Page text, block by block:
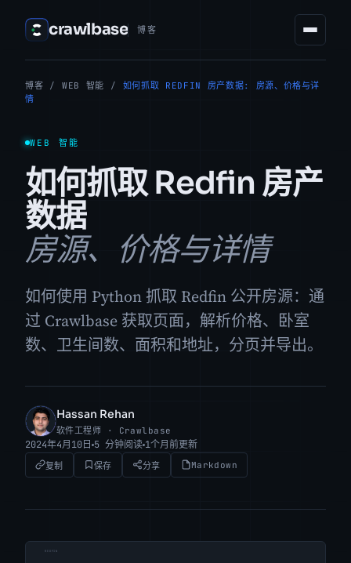
crawlbase 博客
博客 / WEB 智能 /
如何抓取 REDFIN 房产数据: 房源、价格与详
情
WEB 智能
如何抓取 Redfin 房产
数据
房源、价格与详情
如何使用 Python 抓取 Redfin 公开房源：通
过 Crawlbase 获取页面，解析价格、卧室
数、卫生间数、面积和地址，分页并导出。
HR
Hassan Rehan
软件工程师 · Crawlbase
2024年4月10日 5 分钟阅读 1个月前更新
复制 保存 分享 Markdown